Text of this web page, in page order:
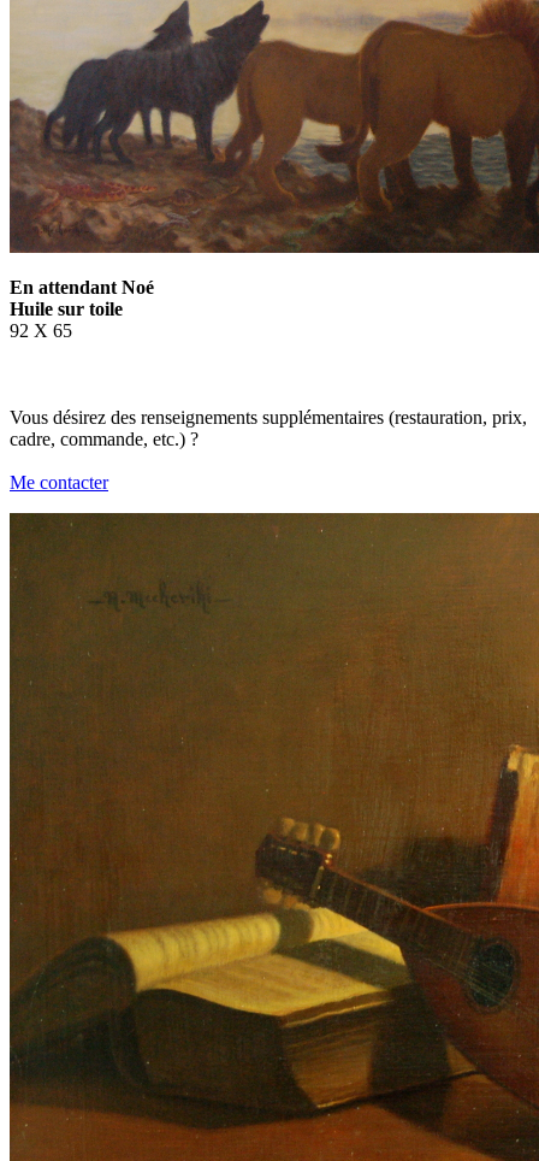
En attendant Noé
Huile sur toile
92 X 65
Vous désirez des renseignements supplémentaires (restauration, prix,
cadre, commande, etc.) ?
Me contacter